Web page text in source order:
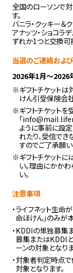
全国のローソンで
す。
バニラ・クッキー＆
アナッツ・ショコラ
ずれか1つと交換可
当選のご連絡およ
2026年1月～2026
※ギフトチケットは
けん引受保険会
※ギフトチケットを
「
ように事前に設
れたり、受信で
すのでご了承願い
※ギフトチケットに
い。理由にかかわ
い。
注意事項
・ライフネット生命
命ほけん」のみが
・KDDIの単独募集
募集またはKDDI
ーンの対象となりま
・対象者判定時点
対象となります。